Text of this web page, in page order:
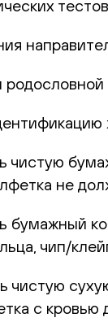
не
чип/
с кровью